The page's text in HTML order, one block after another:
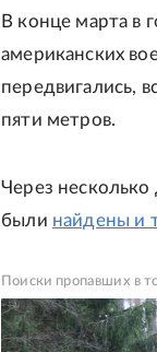
В конце марта в
американских
передвигались,
пяти метров.
Через
были найдены и
Поиски пропавших в